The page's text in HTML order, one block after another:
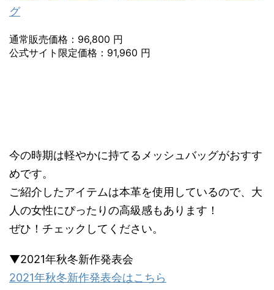
グ
通常販売価格：96,800 円
公式サイト限定価格：91,960 円
今の時期は軽やかに持てるメッシュバッグがおすす
めです。
ご紹介したアイテムは本革を使用しているので、大
人の女性にぴったりの高級感もあります！
ぜひ！チェックしてください。
▼2021年秋冬新作発表会
2021年秋冬新作発表会はこちら